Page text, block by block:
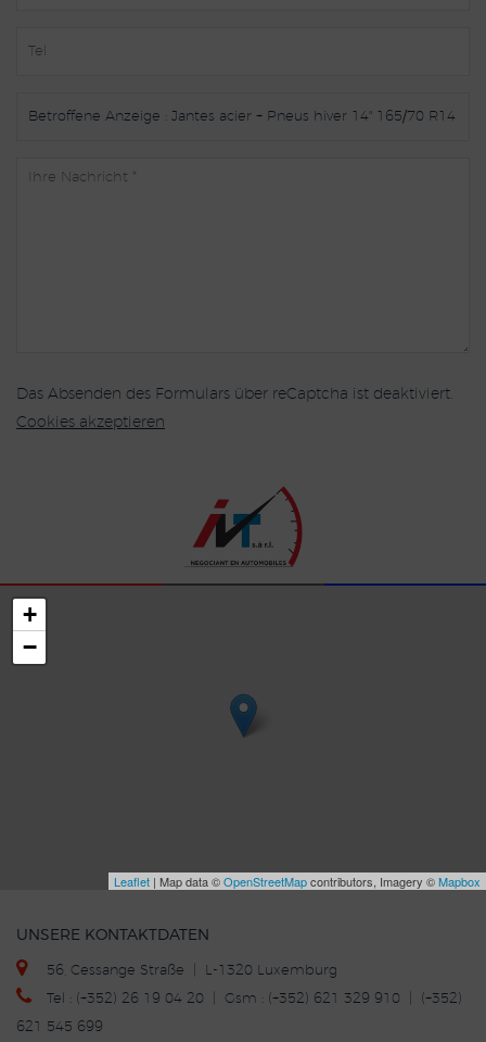
Das Absenden des Formulars über reCaptcha ist deaktiviert.
Cookies akzeptieren
+
−
Leaflet | Map data ©OpenStreetMapcontributors, Imagery ©Mapbox
UNSERE KONTAKTDATEN
56, Cessange Straße | L-1320 Luxemburg
Tel : (+352) 26 19 04 20 | Gsm : (+352) 621 329 910 | (+352)
621 545 699